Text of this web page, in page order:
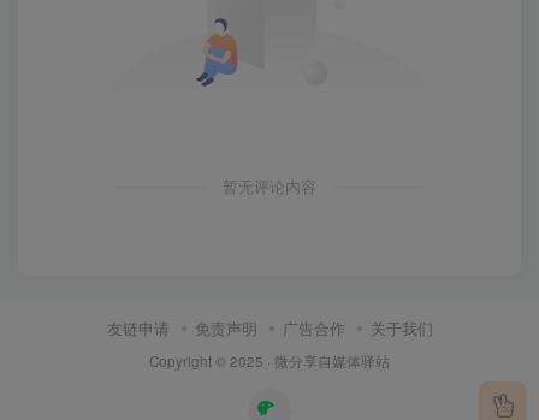
暂无评论内容
友链申请 免责声明 广告合作 关于我们
Copyright © 2025 · 微分享自媒体驿站